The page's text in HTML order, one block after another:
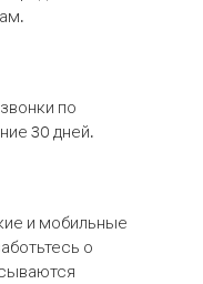
по
30 дней.
и мобильные
о